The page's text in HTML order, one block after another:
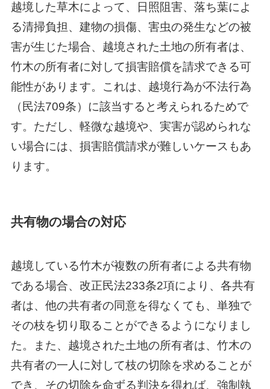
越境した草木によって、日照阻害、落ち葉によ
る清掃負担、建物の損傷、害虫の発生などの被
害が生じた場合、越境された土地の所有者は、
竹木の所有者に対して損害賠償を請求できる可
能性があります。これは、越境行為が不法行為
（民法709条）に該当すると考えられるためで
す。ただし、軽微な越境や、実害が認められな
い場合には、損害賠償請求が難しいケースもあ
ります。
共有物の場合の対応
越境している竹木が複数の所有者による共有物
である場合、改正民法233条2項により、各共有
者は、他の共有者の同意を得なくても、単独で
その枝を切り取ることができるようになりまし
た。また、越境された土地の所有者は、竹木の
共有者の一人に対して枝の切除を求めることが
でき、その切除を命ずる判決を得れば、強制執